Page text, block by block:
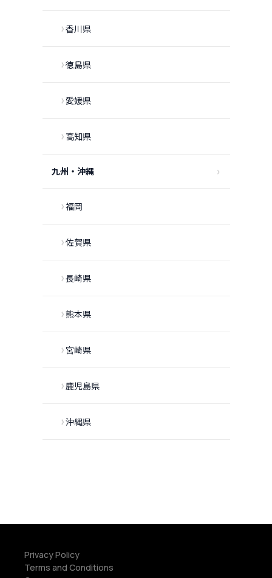
香川県
徳島県
愛媛県
高知県
九州・沖縄
福岡
佐賀県
長崎県
熊本県
宮崎県
鹿児島県
沖縄県
Privacy Policy
Terms and Conditions